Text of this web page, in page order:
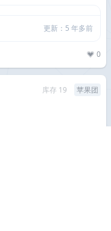
更新：5 年多前
0
库存 19 苹果团